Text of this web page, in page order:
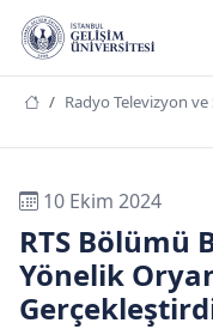
Radyo Televizyon ve
10 Ekim 2024
RTS Bölümü
Yönelik